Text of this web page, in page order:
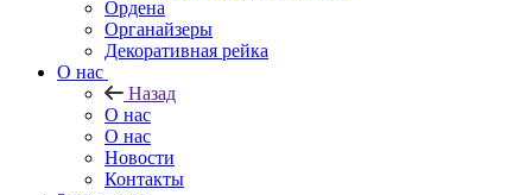
Ордена
Органайзеры
Декоративная рейка
О нас
Назад
О нас
О нас
Новости
Контакты